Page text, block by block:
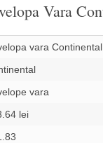
Vara
vara
vara
lei